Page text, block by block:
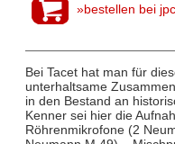
»bestellen bei
Bei Tacet hat man für
unterhaltsame
in den Bestand an
Kenner sei hier die
Röhrenmikrofone (2